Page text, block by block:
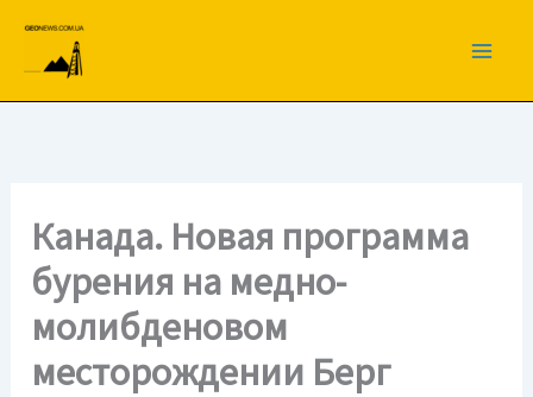
вмісту
Канада. Новая программа
бурения на медно-
молибденовом
месторождении Берг